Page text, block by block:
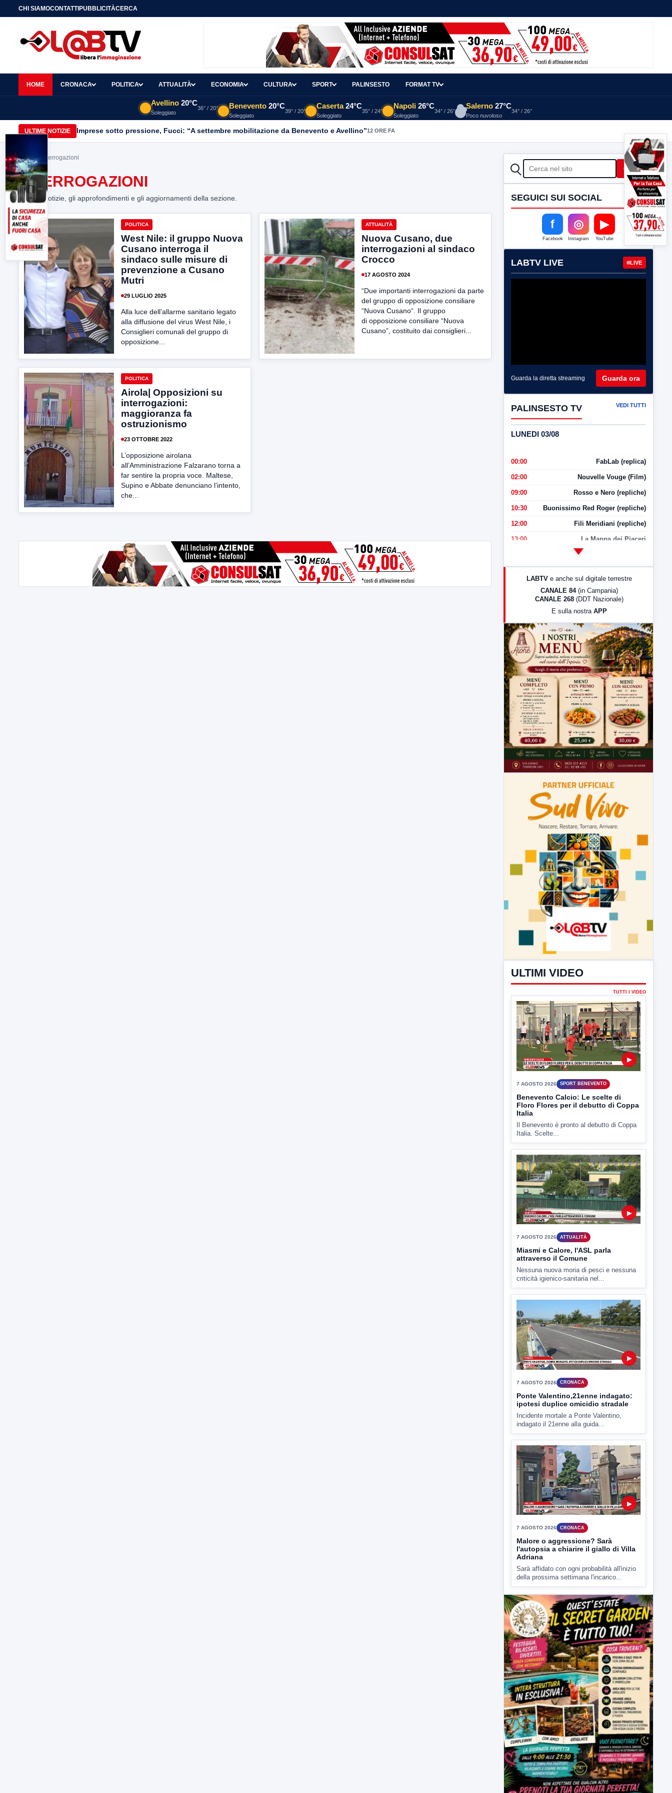
CHI SIAMOCONTATTIPUBBLICITÀCERCA
HOME CRONACA POLITICA ATTUALITÀ ECONOMIA CULTURA SPORT PALINSESTO FORMAT TV
Avellino 20°C
Soleggiato
36° / 20° Benevento 20°C
Soleggiato
39° / 20°
Caserta 24°C
Soleggiato
35° / 24°
Napoli 26°C
Soleggiato
34° / 26°
Salerno 27°C
Poco nuvoloso
34° / 26°
ULTIME NOTIZIE Imprese sotto pressione, Fucci: “A settembre mobilitazione da Benevento e Avellino”12 ORE FA
Home> interrogazioni
INTERROGAZIONI
Tutte le notizie, gli approfondimenti e gli aggiornamenti della sezione.
POLITICA
West Nile: il gruppo Nuova
Cusano interroga il
sindaco sulle misure di
prevenzione a Cusano
Mutri
29 LUGLIO 2025
Alla luce dell’allarme sanitario legato
alla diffusione del virus West Nile, i
Consiglieri comunali del gruppo di
opposizione...
ATTUALITÀ
Nuova Cusano, due
interrogazioni al sindaco
Crocco
17 AGOSTO 2024
“Due importanti interrogazioni da parte
del gruppo di opposizione consiliare
“Nuova Cusano“. Il gruppo
di opposizione consiliare “Nuova
Cusano”, costituito dai consiglieri...
POLITICA
Airola| Opposizioni su
interrogazioni:
maggioranza fa
ostruzionismo
23 OTTOBRE 2022
L’opposizione airolana
all’Amministrazione Falzarano torna a
far sentire la propria voce. Maltese,
Supino e Abbate denunciano l’intento,
che...
CERCA Cerca
SEGUICI SUI SOCIAL
f
Facebook
◎
Instagram
▶
YouTube
LABTV LIVE LIVE
Guarda la diretta streaming Guarda ora
PALINSESTO TV VEDI TUTTI
LUNEDI 03/08
00:00 FabLab (replica)
02:00 Nouvelle Vouge (Film)
09:00 Rosso e Nero (repliche)
10:30 Buonissimo Red Roger (repliche)
12:00 Fili Meridiani (repliche)
13:00 La Mappa dei Piaceri
LabNews (Diretta)
23:00 LabNews (replica)
LABTV e anche sul digitale terrestre
CANALE 84 (in Campania)
CANALE 268 (DDT Nazionale)
E sulla nostra APP
ULTIMI VIDEO
TUTTI I VIDEO
▶
7 AGOSTO 2026 SPORT BENEVENTO
Benevento Calcio: Le scelte di
Floro Flores per il debutto di Coppa
Italia
Il Benevento è pronto al debutto di Coppa
Italia. Scelte...
▶
7 AGOSTO 2026 ATTUALITÀ
Miasmi e Calore, l'ASL parla
attraverso il Comune
Nessuna nuova moria di pesci e nessuna
criticità igienico-sanitaria nel...
▶
7 AGOSTO 2026 CRONACA
Ponte Valentino,21enne indagato:
ipotesi duplice omicidio stradale
Incidente mortale a Ponte Valentino,
indagato il 21enne alla guida...
▶
7 AGOSTO 2026 CRONACA
Malore o aggressione? Sarà
l'autopsia a chiarire il giallo di Villa
Adriana
Sarà affidato con ogni probabilità all'inizio
della prossima settimana l'incarico...